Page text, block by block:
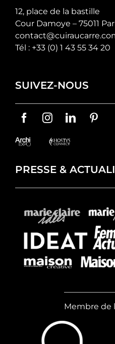
12, place de la bastille
Cour Damoye – 75011
Tél : +33 (0) 1 43 55 34 20
SUIVEZ-NOUS
PRESSE &
Membre de